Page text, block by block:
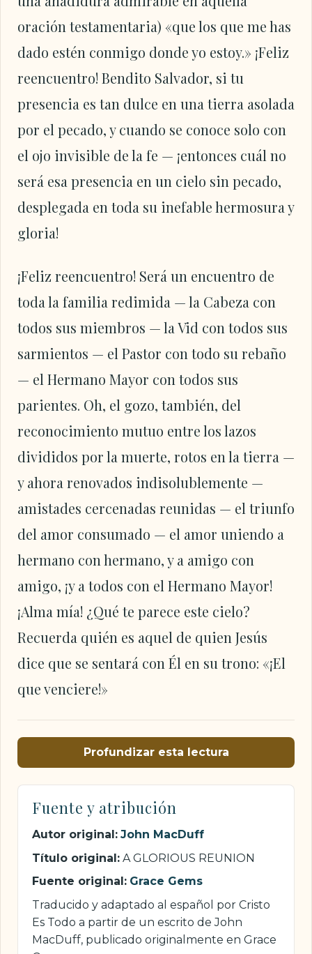
oración testamentaria) «que los que me has
dado estén conmigo donde yo estoy.» ¡Feliz
reencuentro! Bendito Salvador, si tu
presencia es tan dulce en una tierra asolada
por el pecado, y cuando se conoce solo con
el ojo invisible de la fe — ¡entonces cuál no
será esa presencia en un cielo sin pecado,
desplegada en toda su inefable hermosura y
gloria!
¡Feliz reencuentro! Será un encuentro de
toda la familia redimida — la Cabeza con
todos sus miembros — la Vid con todos sus
sarmientos — el Pastor con todo su rebaño
— el Hermano Mayor con todos sus
parientes. Oh, el gozo, también, del
reconocimiento mutuo entre los lazos
divididos por la muerte, rotos en la tierra —
y ahora renovados indisolublemente —
amistades cercenadas reunidas — el triunfo
del amor consumado — el amor uniendo a
hermano con hermano, y a amigo con
amigo, ¡y a todos con el Hermano Mayor!
¡Alma mía! ¿Qué te parece este cielo?
Recuerda quién es aquel de quien Jesús
dice que se sentará con Él en su trono: «¡El
que venciere!»
Profundizar esta lectura
Fuente y atribución
Autor original: John MacDuff
Título original: A GLORIOUS REUNION
Fuente original: Grace Gems
Traducido y adaptado al español por Cristo
Es Todo a partir de un escrito de John
MacDuff, publicado originalmente en Grace